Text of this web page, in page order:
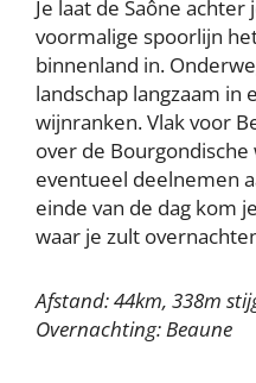
Je laat de Saône
voormalige spoorlijn
binnenland in.
landschap langzaam in
wijnranken. Vlak voor
over de
eventueel deelnemen
einde van de dag kom
waar je zult
Afstand: 44km, 338m
Overnachting: Beaune